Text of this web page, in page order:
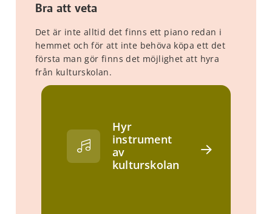
Bra att veta
Det är inte alltid det finns ett piano redan i
hemmet och för att inte behöva köpa ett det
första man gör finns det möjlighet att hyra
från kulturskolan.
Hyr
instrument
av
kulturskolan